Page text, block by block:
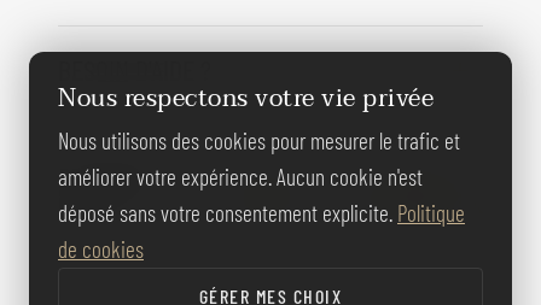
REJOIGNEZ-
NOUS
Nous respectons votre vie privée
Nous utilisons des cookies pour mesurer le trafic et
améliorer votre expérience. Aucun cookie n'est
déposé sans votre consentement explicite. Politique
de cookies
GÉRER MES CHOIX